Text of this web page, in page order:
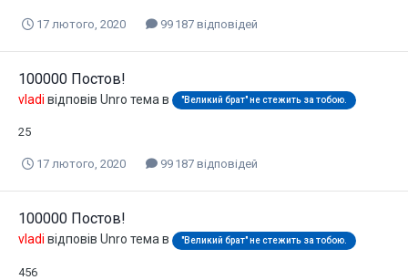
17 лютого, 2020 99 187 відповідей
100000 Постов!
vladi відповів Unro тема в "Великий брат" не стежить за тобою.
25
17 лютого, 2020 99 187 відповідей
100000 Постов!
vladi відповів Unro тема в "Великий брат" не стежить за тобою.
456